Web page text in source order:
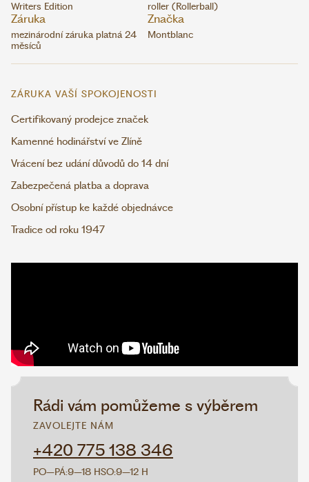
Rádi vám pomůžeme s výběrem
ZAVOLEJTE NÁM
+420 775 138 346
PO–PÁ:9–18 HSO:9–12 H
Writers Edition roller (Rollerball)
Záruka
mezinárodní záruka platná 24
měsíců
Značka
Montblanc
ZÁRUKA VAŠÍ SPOKOJENOSTI
Certifikovaný prodejce značek
Kamenné hodinářství ve Zlíně
Vrácení bez udání důvodů do 14 dní
Zabezpečená platba a doprava
Osobní přístup ke každé objednávce
Tradice od roku 1947